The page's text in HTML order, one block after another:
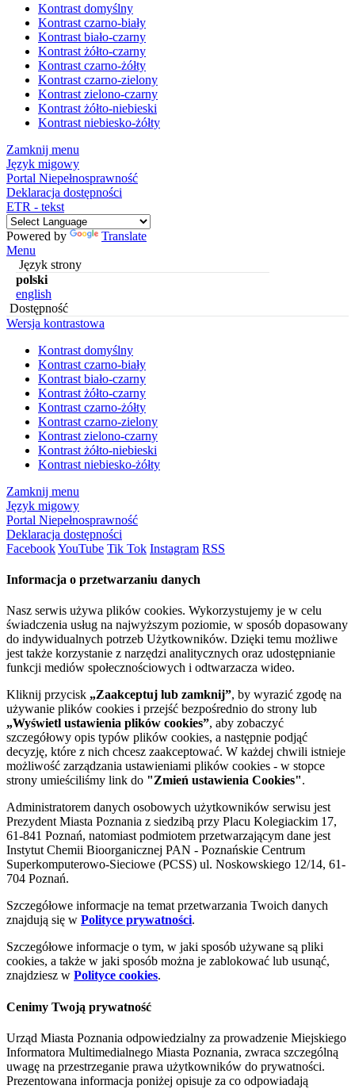
Kontrast domyślny
Kontrast czarno-biały
Kontrast biało-czarny
Kontrast żółto-czarny
Kontrast czarno-żółty
Kontrast czarno-zielony
Kontrast zielono-czarny
Kontrast żółto-niebieski
Kontrast niebiesko-żółty
Zamknij menu
Język migowy
Portal Niepełnosprawność
Deklaracja dostępności
ETR - tekst
Powered by
Translate
Menu
Język strony
polski
english
Dostępność
Wersja kontrastowa
Kontrast domyślny
Kontrast czarno-biały
Kontrast biało-czarny
Kontrast żółto-czarny
Kontrast czarno-żółty
Kontrast czarno-zielony
Kontrast zielono-czarny
Kontrast żółto-niebieski
Kontrast niebiesko-żółty
Zamknij menu
Język migowy
Portal Niepełnosprawność
Deklaracja dostępności
FacebookYouTube Tik Tok Instagram RSS
Informacja o przetwarzaniu danych
Nasz serwis używa plików cookies. Wykorzystujemy je w celu
świadczenia usług na najwyższym poziomie, w sposób dopasowany
do indywidualnych potrzeb Użytkowników. Dzięki temu możliwe
jest także korzystanie z narzędzi analitycznych oraz udostępnianie
funkcji mediów społecznościowych i odtwarzacza wideo.
Kliknij przycisk „Zaakceptuj lub zamknij”, by wyrazić zgodę na
używanie plików cookies i przejść bezpośrednio do strony lub
„Wyświetl ustawienia plików cookies”, aby zobaczyć
szczegółowy opis typów plików cookies, a następnie podjąć
decyzję, które z nich chcesz zaakceptować. W każdej chwili istnieje
możliwość zarządzania ustawieniami plików cookies - w stopce
strony umieściliśmy link do "Zmień ustawienia Cookies".
Administratorem danych osobowych użytkowników serwisu jest
Prezydent Miasta Poznania z siedzibą przy Placu Kolegiackim 17,
61-841 Poznań, natomiast podmiotem przetwarzającym dane jest
Instytut Chemii Bioorganicznej PAN - Poznańskie Centrum
Superkomputerowo-Sieciowe (PCSS) ul. Noskowskiego 12/14, 61-
704 Poznań.
Szczegółowe informacje na temat przetwarzania Twoich danych
znajdują się w Polityce prywatności.
Szczegółowe informacje o tym, w jaki sposób używane są pliki
cookies, a także w jaki sposób można je zablokować lub usunąć,
znajdziesz w Polityce cookies.
Cenimy Twoją prywatność
Urząd Miasta Poznania odpowiedzialny za prowadzenie Miejskiego
Informatora Multimedialnego Miasta Poznania, zwraca szczególną
uwagę na przestrzeganie prawa użytkowników do prywatności.
Prezentowana informacja poniżej opisuje za co odpowiadają